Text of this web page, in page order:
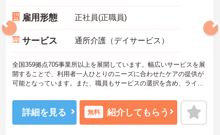
雇用形態 正社員(正職員)
サービス 通所介護（デイサービス）
全国359拠点705事業所以上を展開しています。幅広いサービスを展
開することで、利用者一人ひとりのニーズに合わせたケアの提供が
可能となっています。また、職員もサービスの選択を含め、ライフ
もちろん、サービス・職種ごとに研修カリキュラムが整っており学
び成長できる環境です。
ご興味のある方は面接対策ポイントなどお話致しますのでお気軽に
詳細を見る 無料 紹介してもらう